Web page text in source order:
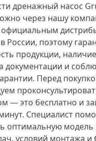
дренажный насос
через нашу
официальным
России, поэтому
продукции,
документации и
Перед
— это бесплатно и
Специалист
оптимальную модель
условий монтажа и